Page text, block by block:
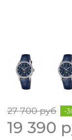
27 700 руб
19 390
-